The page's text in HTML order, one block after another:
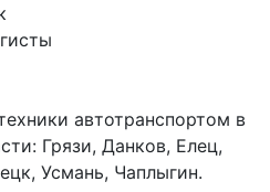
автотранспортом в
Грязи, Данков, Елец,
Усмань, Чаплыгин.